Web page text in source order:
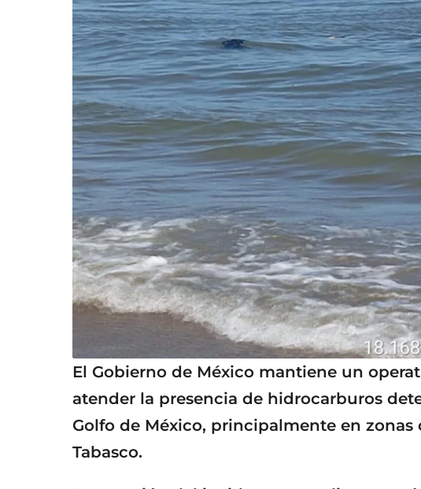
El Gobierno de México mantiene un
atender la presencia de hidrocarburos
Golfo de México, principalmente en zonas
Tabasco.